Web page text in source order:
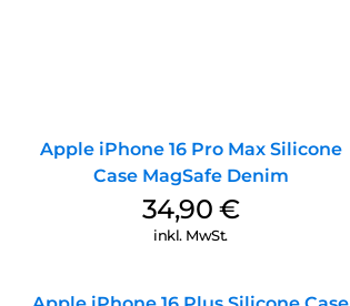
Apple iPhone 16 Pro Max Silicone
Case MagSafe Denim
34,90 €
inkl. MwSt.